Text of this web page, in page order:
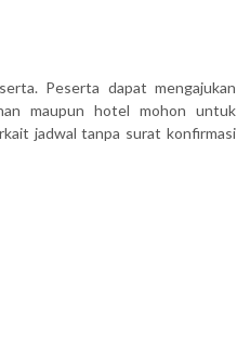
Peserta dapat mengajukan
maupun hotel mohon untuk
jadwal tanpa surat konfirmasi